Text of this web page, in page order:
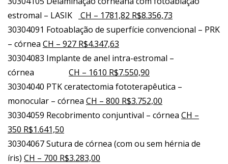
estromal – LASIK
CH – 1781,82 R$8.356,73
30304091 Fotoablação de superfície convencional – PRK
– córnea CH – 927 R$4.347,63
30304083 Implante de anel intra-estromal –
córnea CH – 1610 R$7.550,90
30304040 PTK ceratectomia fototerapêutica –
monocular – córnea CH – 800 R$3.752,00
30304059 Recobrimento conjuntival – córnea CH –
350 R$1.641,50
30304067 Sutura de córnea (com ou sem hérnia de
íris) CH – 700 R$3.283,00